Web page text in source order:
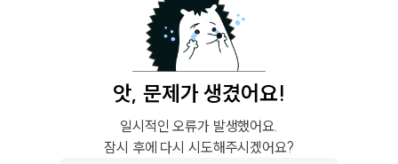
앗, 문제가 생겼어요!
일시적인 오류가 발생했어요.
잠시 후에 다시 시도해주시겠어요?